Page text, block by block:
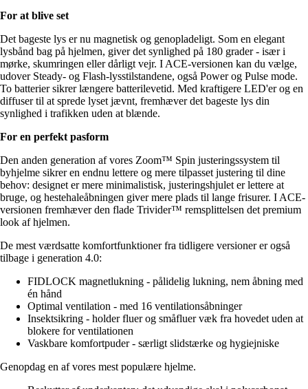
For at blive set
Det bageste lys er nu magnetisk og genopladeligt. Som en elegant
lysbånd bag på hjelmen, giver det synlighed på 180 grader - især i
mørke, skumringen eller dårligt vejr. I ACE-versionen kan du vælge,
udover Steady- og Flash-lysstilstandene, også Power og Pulse mode.
To batterier sikrer længere batterilevetid. Med kraftigere LED'er og en
diffuser til at sprede lyset jævnt, fremhæver det bageste lys din
synlighed i trafikken uden at blænde.
For en perfekt pasform
Den anden generation af vores Zoom™ Spin justeringssystem til
byhjelme sikrer en endnu lettere og mere tilpasset justering til dine
behov: designet er mere minimalistisk, justeringshjulet er lettere at
bruge, og hestehaleåbningen giver mere plads til lange frisurer. I ACE-
versionen fremhæver den flade Trivider™ remsplittelsen det premium
look af hjelmen.
De mest værdsatte komfortfunktioner fra tidligere versioner er også
tilbage i generation 4.0:
FIDLOCK magnetlukning - pålidelig lukning, nem åbning med
én hånd
Optimal ventilation - med 16 ventilationsåbninger
Insektsikring - holder fluer og småfluer væk fra hovedet uden at
blokere for ventilationen
Vaskbare komfortpuder - særligt slidstærke og hygiejniske
Genopdag en af vores mest populære hjelme.